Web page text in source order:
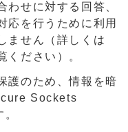
わせに対する回答、
応を行うために利用
ません（詳しくは
ください）。
護のため、情報を暗
Sockets